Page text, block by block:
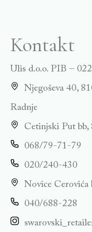
Kontakt
Ulis d.o.o. PIB –
Njegoševa 40,
Radnje
Cetinjski Put bb,
068/79-71-79
020/240-430
Novice Cerovića
040/688-228